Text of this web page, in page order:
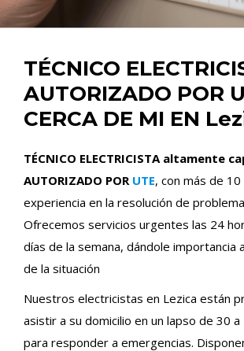
TÉCNICO
AUTORIZADO POR
CERCA DE MI EN
TÉCNICO ELECTRICISTA altamente
AUTORIZADO POR UTE, con más de
experiencia en la resolución de
Ofrecemos servicios urgentes las 24
días de la semana, dándole importancia
de la situación
Nuestros electricistas en Lezica están
asistir a su domicilio en un lapso de 30
para responder a emergencias.